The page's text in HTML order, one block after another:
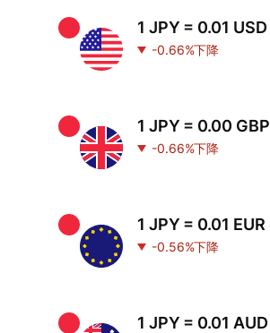
1 JPY = 0.01 USD
-0.66%下降
1 JPY = 0.00 GBP
-0.66%下降
1 JPY = 0.01 EUR
-0.56%下降
1 JPY = 0.01 AUD